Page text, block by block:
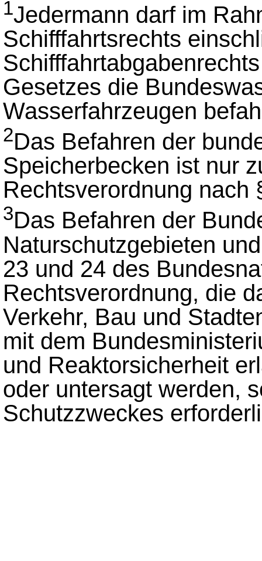
1Jedermann darf im
Schifffahrtsrechts
Gesetzes die
Wasserfahrzeugen
2Das Befahren der
Speicherbecken ist nur
Rechtsverordnung nach
3Das Befahren der
Naturschutzgebieten
23 und 24 des
Rechtsverordnung, die
Verkehr, Bau und
mit dem
und Reaktorsicherheit
oder untersagt werden,
Schutzzweckes